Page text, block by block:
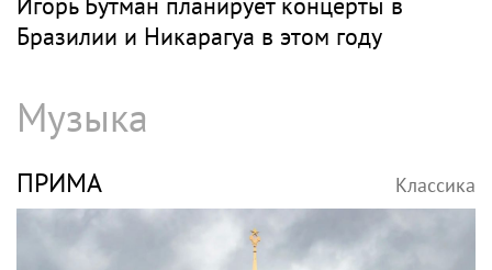
Бразилии и Никарагуа в этом году
Музыка
ПРИМА Классика